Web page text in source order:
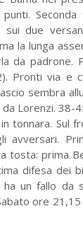
sui due
la lunga
da padrone.
Pronti via e
sembra
Lorenzi. 38-
tonnara. Sul
avversari.
tosta: prima
difesa dei
ha un fallo
ore